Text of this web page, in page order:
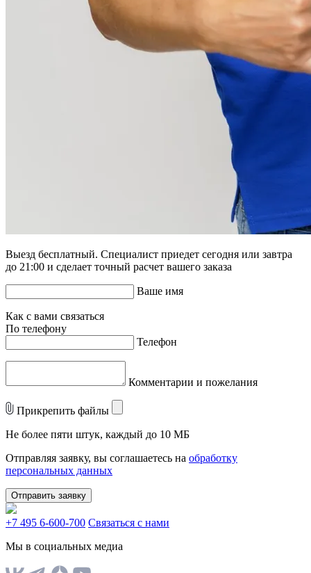
Выезд бесплатный. Специалист приедет сегодня или завтра
до 21:00 и сделает точный расчет вашего заказа
Ваше имя
Как с вами связаться
По телефону
Телефон
Комментарии и пожелания
Прикрепить файлы
Не более пяти штук, каждый до 10 МБ
Отправляя заявку, вы соглашаетесь на обработку
персональных данных
Отправить заявку
+7 495 6-600-700 Связаться с нами
Мы в социальных медиа